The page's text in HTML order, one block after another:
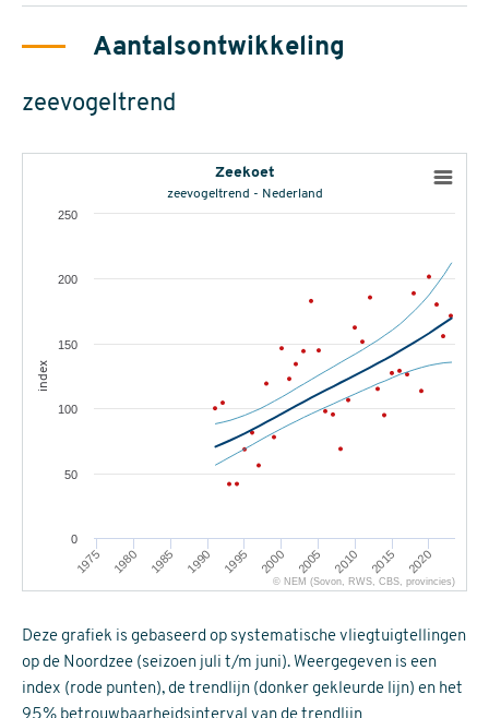
Aantalsontwikkeling
zeevogeltrend
index
Zeekoet
zeevogeltrend - Nederland
1975 1980 1985 1990 1995 2000 2005 2010 2015 2020
0
50
100
150
200
250
© NEM (Sovon, RWS, CBS, provincies)
Deze grafiek is gebaseerd op systematische vliegtuigtellingen
op de Noordzee (seizoen juli t/m juni). Weergegeven is een
index (rode punten), de trendlijn (donker gekleurde lijn) en het